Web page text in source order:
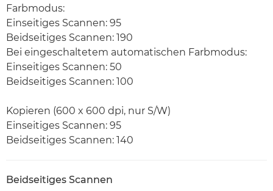
Farbmodus:
Einseitiges Scannen: 95
Beidseitiges Scannen: 190
Bei eingeschaltetem automatischen Farbmodus:
Einseitiges Scannen: 50
Beidseitiges Scannen: 100
Kopieren (600 x 600 dpi, nur S/W)
Einseitiges Scannen: 95
Beidseitiges Scannen: 140
Beidseitiges Scannen